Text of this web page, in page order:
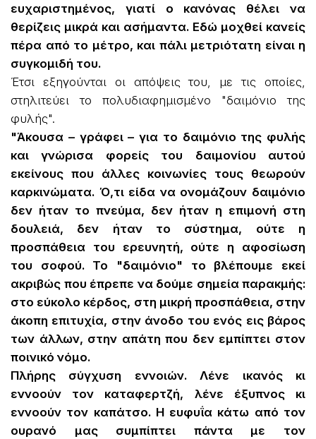
ευχαριστημένος, γιατί ο κανόνας θέλει να
θερίζεις μικρά και ασήμαντα. Εδώ μοχθεί κανείς
πέρα από το μέτρο, και πάλι μετριότατη είναι η
συγκομιδή του.
Έτσι εξηγούνται οι απόψεις του, με τις οποίες,
στηλιτεύει το πολυδιαφημισμένο "δαιμόνιο της
φυλής".
"Άκουσα – γράφει – για το δαιμόνιο της φυλής
και γνώρισα φορείς του δαιμονίου αυτού
εκείνους που άλλες κοινωνίες τους θεωρούν
καρκινώματα. Ό,τι είδα να ονομάζουν δαιμόνιο
δεν ήταν το πνεύμα, δεν ήταν η επιμονή στη
δουλειά, δεν ήταν το σύστημα, ούτε η
προσπάθεια του ερευνητή, ούτε η αφοσίωση
του σοφού. Το "δαιμόνιο" το βλέπουμε εκεί
ακριβώς που έπρεπε να δούμε σημεία παρακμής:
στο εύκολο κέρδος, στη μικρή προσπάθεια, στην
άκοπη επιτυχία, στην άνοδο του ενός εις βάρος
των άλλων, στην απάτη που δεν εμπίπτει στον
ποινικό νόμο.
Πλήρης σύγχυση εννοιών. Λένε ικανός κι
εννοούν τον καταφερτζή, λένε έξυπνος κι
εννοούν τον καπάτσο. Η ευφυΐα κάτω από τον
ουρανό μας συμπίπτει πάντα με τον